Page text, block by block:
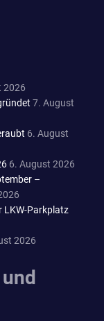
2026
7. August
6. August
6. August 2026
–
LKW-Parkplatz
2026